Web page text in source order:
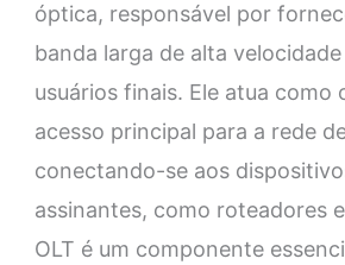
óptica, responsável por
banda larga de alta
usuários finais. Ele atua como
acesso principal para a rede
conectando-se aos
assinantes, como roteadores
OLT é um componente